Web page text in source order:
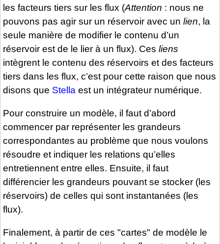
les facteurs tiers sur les flux (Attention : nous ne
pouvons pas agir sur un réservoir avec un lien, la
seule manière de modifier le contenu d’un
réservoir est de le lier à un flux). Ces liens
intègrent le contenu des réservoirs et des facteurs
tiers dans les flux, c’est pour cette raison que nous
disons que Stella est un intégrateur numérique.
Pour construire un modèle, il faut d’abord
commencer par représenter les grandeurs
correspondantes au problème que nous voulons
résoudre et indiquer les relations qu’elles
entretiennent entre elles. Ensuite, il faut
différencier les grandeurs pouvant se stocker (les
réservoirs) de celles qui sont instantanées (les
flux).
Finalement, à partir de ces "cartes" de modèle le